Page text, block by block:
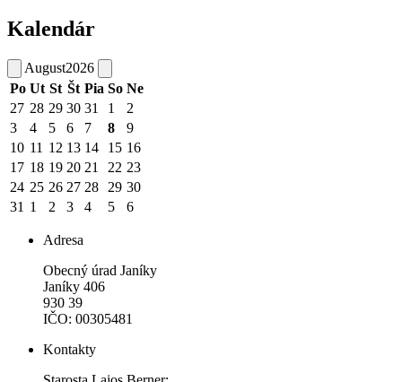
Kalendár
August2026
Po Ut St Št Pia So Ne
27 28 29 30 31 1
2
3
4 5 6 7 8
9
10 11 12 13 14 15 16
17 18 19 20 21 22 23
24 25 26 27 28 29 30
31 1 2 3 4 5 6
Adresa
Obecný úrad Janíky
Janíky 406
930 39
IČO: 00305481
Kontakty